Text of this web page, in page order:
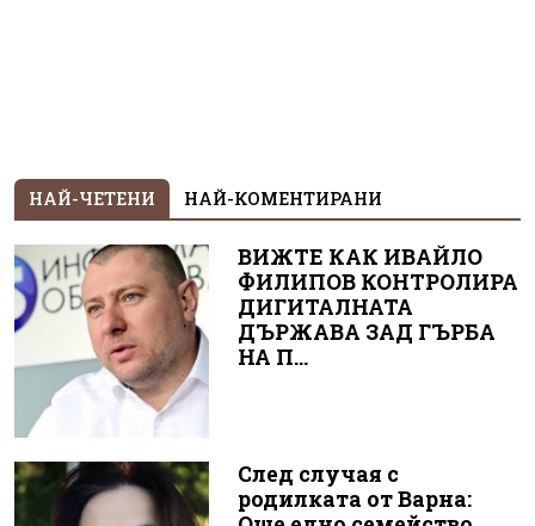
НАЙ-ЧЕТЕНИ НАЙ-КОМЕНТИРАНИ
ВИЖТЕ КАК ИВАЙЛО
ФИЛИПОВ КОНТРОЛИРА
ДИГИТАЛНАТА
ДЪРЖАВА ЗАД ГЪРБА
НА П...
След случая с
родилката от Варна: